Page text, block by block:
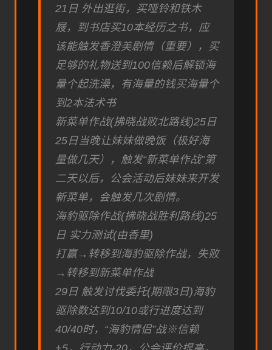
21日 外出逛街，买哑铃和铁木
屐，到书店买10本经历之书，应
该能触发香澄美剧情（重要），买
足够的礼物送到100信赖后解锁海
量个起洗澡，有海量的钱买海量个
到2本法术书
新菜单作战(拂晓战败北路线)25日
25日当晚让妹妹做晚饭（极好海
量做几天），触发“新菜单作战”第
二天以后，公会活动后妹妹来开发
新菜单，会触发几次剧情。
海豹驱除作战(拂晓战胜利路线)25
日 实力测试(由香里)
打赢→转移到海豹驱除作战，失败
→转移到新菜单作战
29日 触发讨伐委托(期限3日)海豹
驱除数达到10/10或行进度达到
40/40时，“海豹情侣”战※信赖